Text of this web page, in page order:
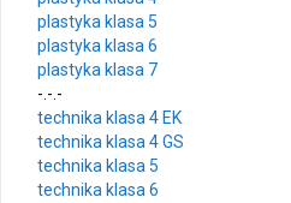
plastyka klasa 5
plastyka klasa 6
plastyka klasa 7
-.-.-
technika klasa 4 EK
technika klasa 4 GS
technika klasa 5
technika klasa 6